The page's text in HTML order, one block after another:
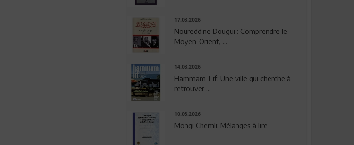
17.03.2026
Noureddine Dougui : Comprendre le
Moyen-Orient, ...
14.03.2026
Hammam-Lif: Une ville qui cherche à
retrouver ...
10.03.2026
Mongi Chemli: Mélanges à lire